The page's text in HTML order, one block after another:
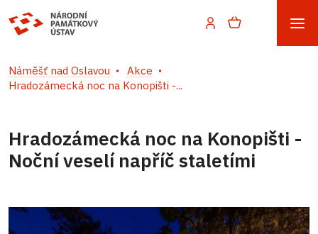
Náměšť nad Oslavou
Akce
Hradozámecká noc na Konopišti -...
Hradozámecká noc na Konopišti -
Noční veselí napříč staletími